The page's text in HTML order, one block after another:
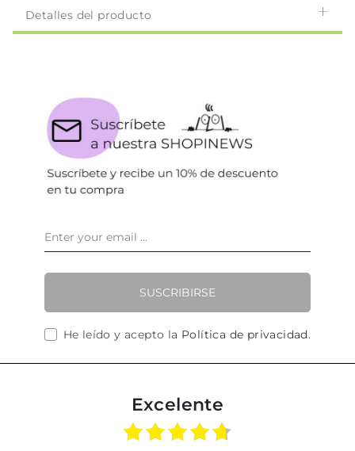
Detalles del producto
SUSCRIBIRSE
He leído y acepto la Política de privacidad.
Excelente